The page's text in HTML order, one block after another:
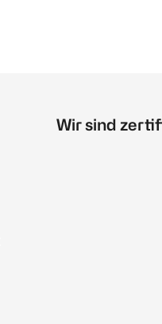
Wir sind